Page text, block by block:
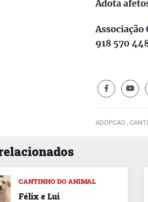
Adota
Associação
918 570
ADOPCAO ,
CANTINHO DO ANIMAL
Félix e Lui